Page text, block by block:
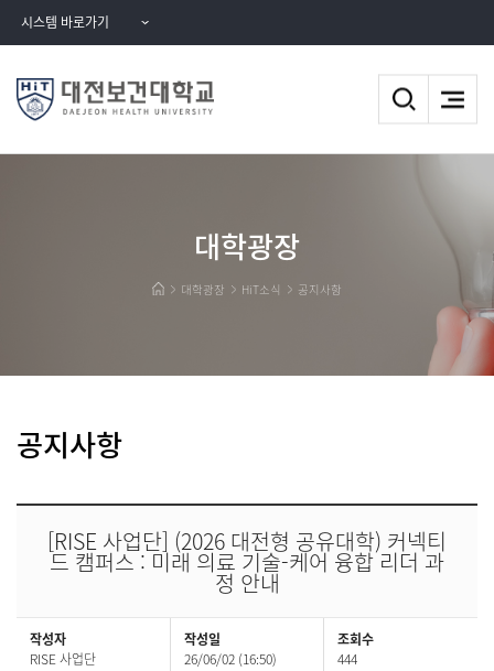
시스템 바로가기
대학광장
대학광장 HiT소식 공지사항
공지사항
[RISE 사업단] (2026 대전형 공유대학) 커넥티
드 캠퍼스 : 미래 의료 기술-케어 융합 리더 과
정 안내
작성자
RISE 사업단
작성일
26/06/02 (16:50)
조회수
444